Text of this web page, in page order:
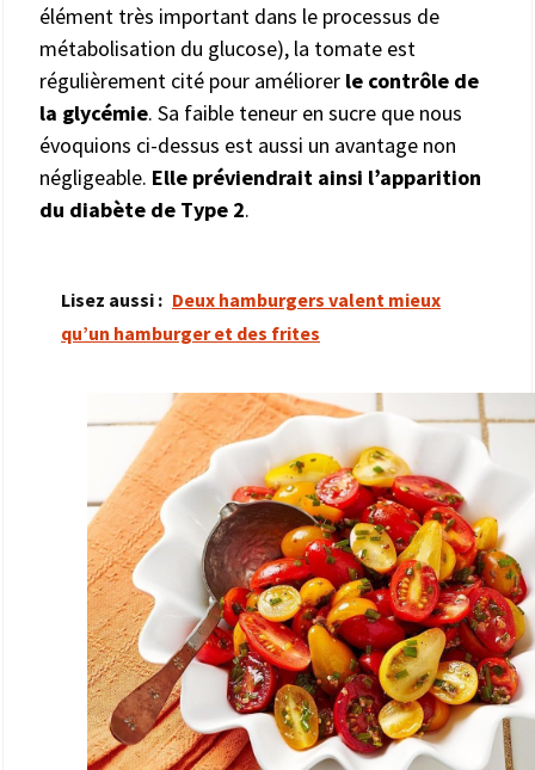
élément très important dans le processus de
métabolisation du glucose), la tomate est
régulièrement cité pour améliorer le contrôle de
la glycémie. Sa faible teneur en sucre que nous
évoquions ci-dessus est aussi un avantage non
négligeable. Elle préviendrait ainsi l’apparition
du diabète de Type 2.
Lisez aussi : Deux hamburgers valent mieux
qu’un hamburger et des frites